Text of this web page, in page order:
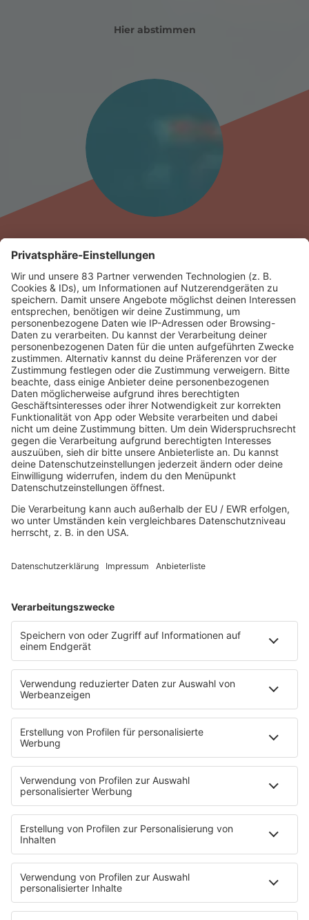
Hier abstimmen
Sender
80s80s Sendeplan
Empfang
Die 80s80s App
Podcast
The Story / 80s80s
Peters Pop Stories - Der Podcast
The Story / Loveparade
The Story / George Michael
The Story / Depeche Mode
The Story / NDW
80s80s
80s80s BOWIE
80s80s BREAKDANCE
80s80s DANCE
80s80s DARK WAVE
80s80s DEPECHE MODE
80s80s DEUTSCH
80s80s DINNERPARTY
80s80s FREESTYLE
80s80s FUNK & SOUL
80s80s IN THE MIX
80s80s ITALO DISCO
80s80s ITALO DISCO IN THE MIX
80s80s JACKSON
80s80s LIVE
80s80s LOVE
80s80s MAXIS
80s80s NDW
80s80s NEO